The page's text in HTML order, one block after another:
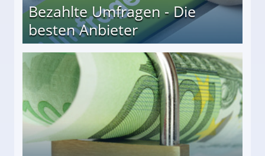
Bezahlte Umfragen - Die
besten Anbieter